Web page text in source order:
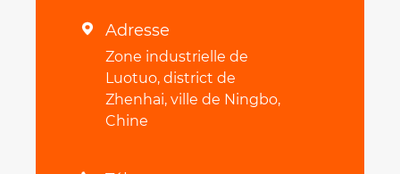
 Adresse
Zone industrielle de
Luotuo, district de
Zhenhai, ville de Ningbo,
Chine